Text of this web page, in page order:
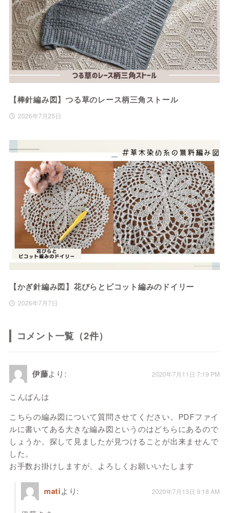
【棒針編み図】つる草のレース柄三角ストール
2026年7月25日
【かぎ針編み図】花びらとピコット編みのドイリー
2026年7月7日
コメント一覧（2件）
伊藤より: 2020年7月11日 7:19 PM
こんばんは
こちらの編み図について質問させてください。PDFファイ
ルに書いてある大きな編み図というのはどちらにあるので
しょうか。探して見ましたが見つけることが出来ませんで
した。
お手数お掛けしますが、よろしくお願いいたします
matiより: 2020年7月13日 9:18 AM